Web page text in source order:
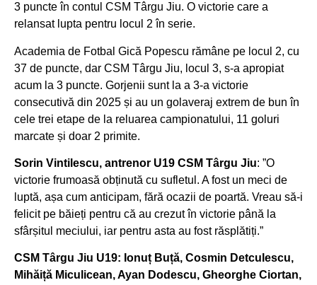
3 puncte în contul CSM Târgu Jiu. O victorie care a
relansat lupta pentru locul 2 în serie.
Academia de Fotbal Gică Popescu rămâne pe locul 2, cu
37 de puncte, dar CSM Târgu Jiu, locul 3, s-a apropiat
acum la 3 puncte. Gorjenii sunt la a 3-a victorie
consecutivă din 2025 și au un golaveraj extrem de bun în
cele trei etape de la reluarea campionatului, 11 goluri
marcate și doar 2 primite.
Sorin Vintilescu, antrenor U19 CSM Târgu Jiu: ”O
victorie frumoasă obținută cu sufletul. A fost un meci de
luptă, așa cum anticipam, fără ocazii de poartă. Vreau să-i
felicit pe băieți pentru că au crezut în victorie până la
sfârșitul meciului, iar pentru asta au fost răsplătiți.”
CSM Târgu Jiu U19: Ionuț Buță, Cosmin Detculescu,
Mihăiță Miculicean, Ayan Dodescu, Gheorghe Ciortan,